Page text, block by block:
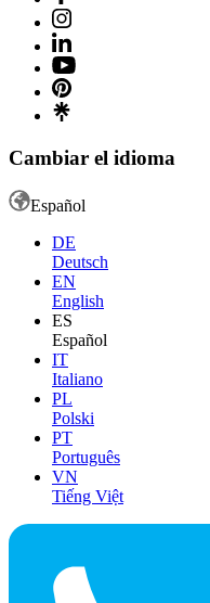
Cambiar el idioma
Español
DE
Deutsch
EN
English
ES
Español
IT
Italiano
PL
Polski
PT
Português
VN
Tiếng Việt